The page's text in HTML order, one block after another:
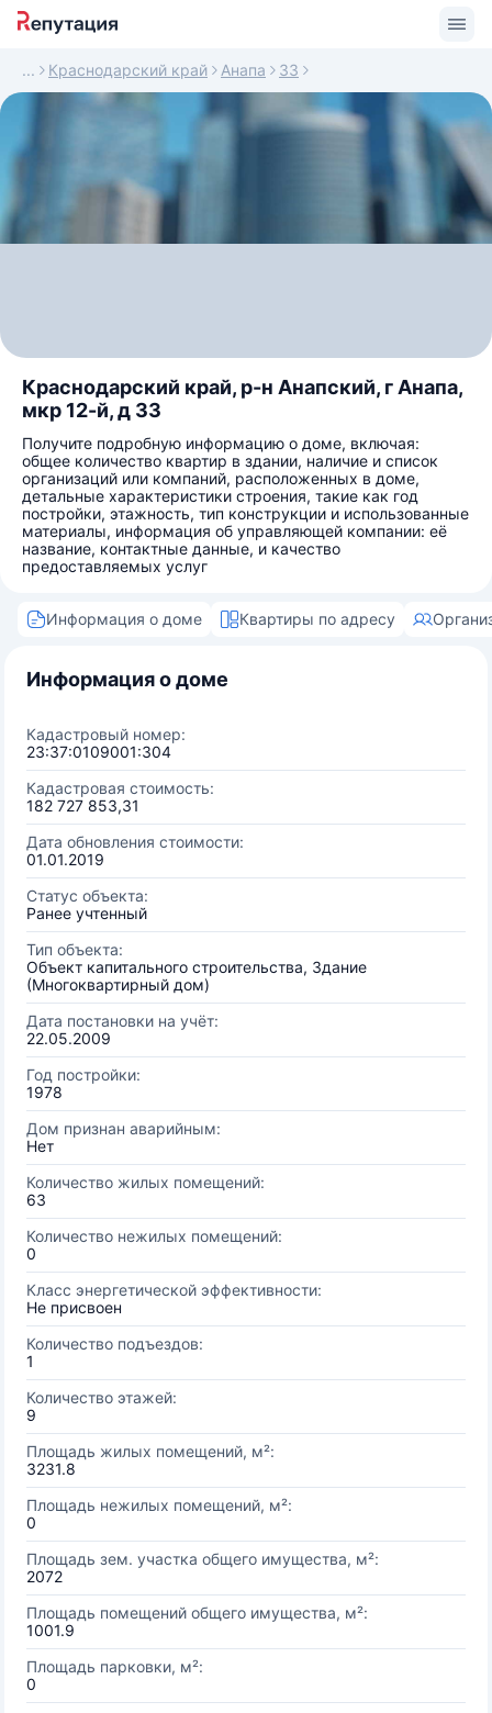
Краснодарский край Анапа 33
Краснодарский край, р-н Анапский, г Анапа,
мкр 12-й, д 33
Получите подробную информацию о доме, включая:
общее количество квартир в здании, наличие и список
организаций или компаний, расположенных в доме,
детальные характеристики строения, такие как год
постройки, этажность, тип конструкции и использованные
материалы, информация об управляющей компании: её
название, контактные данные, и качество
предоставляемых услуг
Информация о доме Квартиры по адресу
Информация о доме
Кадастровый номер:
23:37:0109001:304
Кадастровая стоимость:
182 727 853,31
Дата обновления стоимости:
01.01.2019
Статус объекта:
Ранее учтенный
Тип объекта:
Объект капитального строительства, Здание
(Многоквартирный дом)
Дата постановки на учёт:
22.05.2009
Год постройки:
1978
Дом признан аварийным:
Нет
Количество жилых помещений:
63
Количество нежилых помещений:
0
Класс энергетической эффективности:
Не присвоен
Количество подъездов:
1
Количество этажей:
9
Площадь жилых помещений, м²:
3231.8
Площадь нежилых помещений, м²:
0
Площадь зем. участка общего имущества, м²:
2072
Площадь помещений общего имущества, м²:
1001.9
Площадь парковки, м²:
0